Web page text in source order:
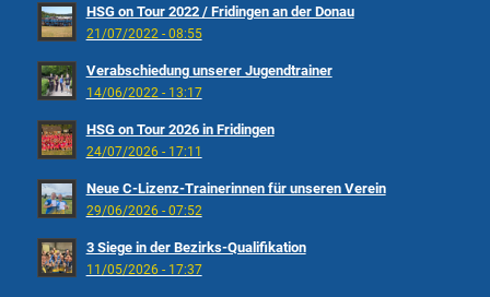
HSG on Tour 2022 / Fridingen an der Donau
21/07/2022 - 08:55
Verabschiedung unserer Jugendtrainer
14/06/2022 - 13:17
HSG on Tour 2026 in Fridingen
24/07/2026 - 17:11
Neue C-Lizenz-Trainerinnen für unseren Verein
29/06/2026 - 07:52
3 Siege in der Bezirks-Qualifikation
11/05/2026 - 17:37